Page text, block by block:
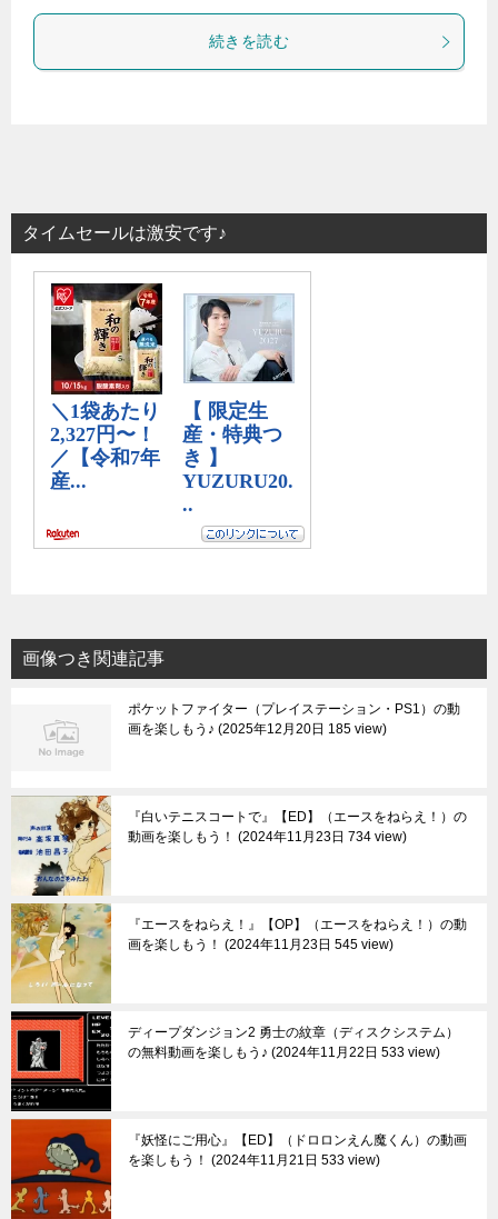
続きを読む
タイムセールは激安です♪
画像つき関連記事
ポケットファイター（プレイステーション・PS1）の動
画を楽しもう♪ 2025年12月20日 185 view
『白いテニスコートで』【ED】（エースをねらえ！）の
動画を楽しもう！
2024年11月23日 734 view
『エースをねらえ！』【OP】（エースをねらえ！）の動
画を楽しもう！
2024年11月23日 545 view
ディープダンジョン2 勇士の紋章（ディスクシステム）
の無料動画を楽しもう♪ 2024年11月22日 533 view
『妖怪にご用心』【ED】（ドロロンえん魔くん）の動画
を楽しもう！
2024年11月21日 533 view